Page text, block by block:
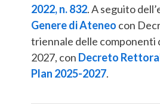
2022, n. 832. A seguito
Genere di Ateneo con
triennale delle componenti
2027, con Decreto
Plan 2025-2027.